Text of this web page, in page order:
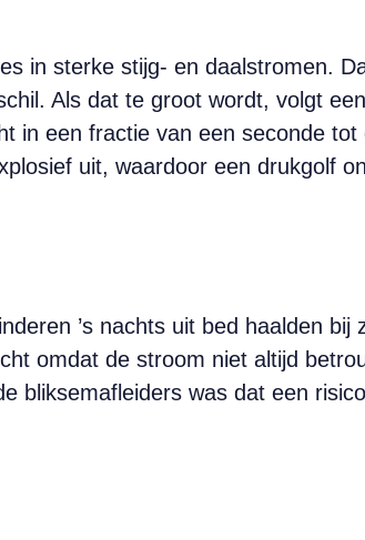
in sterke stijg- en daalstromen.
Als dat te groot wordt, volgt
in een fractie van een seconde tot
uit, waardoor een drukgolf
’s nachts uit bed haalden bij
omdat de stroom niet altijd
bliksemafleiders was dat een